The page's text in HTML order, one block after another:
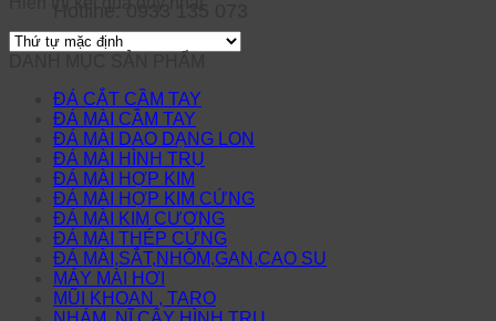
ĐÁ CẮT CẦM TAY
ĐÁ MÀI CẦM TAY
ĐÁ MÀI DAO DẠNG LON
ĐÁ MÀI HÌNH TRỤ
ĐÁ MÀI HỢP KIM
ĐÁ MÀI HỢP KIM CỨNG
ĐÁ MÀI KIM CƯƠNG
ĐÁ MÀI THÉP CỨNG
ĐÁ MÀI,SẮT,NHÔM,GAN,CAO SU
MÁY MÀI HƠI
MŨI KHOAN , TARO